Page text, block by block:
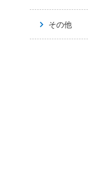
その他